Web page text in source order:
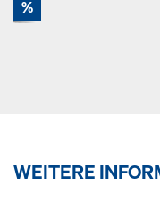
%
WEITERE